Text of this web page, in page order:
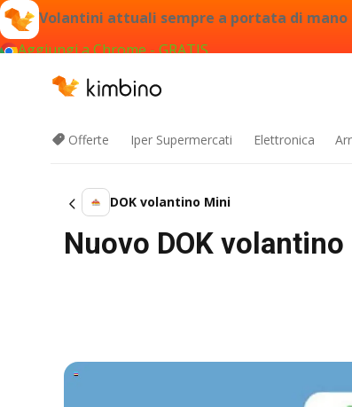
Volantini attuali sempre a portata di mano
Aggiungi a Chrome - GRATIS
Offerte Iper Supermercati Elettronica
DOK volantino Mini
Nuovo DOK